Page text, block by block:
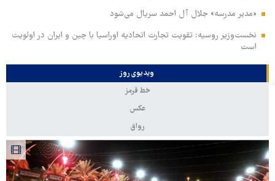
«مدیر مدرسه» جلال آل احمد سریال می‌شود
نخست‌وزیر روسیه:‌ تقویت تجارت اتحادیه اوراسیا با چین و ایران در اولویت
است
ویدیوی روز
خط قرمز
عکس
رواق